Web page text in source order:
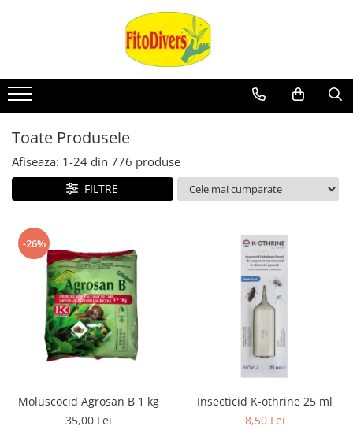
Toate Produsele
Afiseaza: 1-24 din 776 produse
FILTRE
-26%
Moluscocid Agrosan B 1 kg
35,00 Lei
Insecticid K-othrine 25 ml
8,50 Lei